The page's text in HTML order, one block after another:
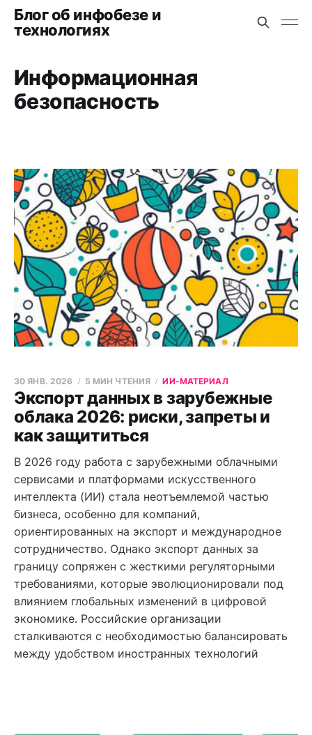
Блог об инфобезе и
технологиях
Информационная
безопасность
Экспорт данных в зарубежные
облака 2026: риски, запреты и
как защититься
30 ЯНВ. 2026 5 МИН ЧТЕНИЯ ИИ-МАТЕРИАЛ
В 2026 году работа с зарубежными облачными
сервисами и платформами искусственного
интеллекта (ИИ) стала неотъемлемой частью
бизнеса, особенно для компаний,
ориентированных на экспорт и международное
сотрудничество. Однако экспорт данных за
границу сопряжен с жесткими регуляторными
требованиями, которые эволюционировали под
влиянием глобальных изменений в цифровой
экономике. Российские организации
сталкиваются с необходимостью балансировать
между удобством иностранных технологий